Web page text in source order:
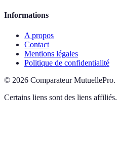
Informations
A propos
Contact
Mentions légales
Politique de confidentialité
© 2026 Comparateur MutuellePro.
Certains liens sont des liens affiliés.